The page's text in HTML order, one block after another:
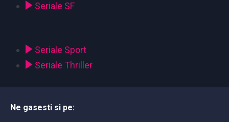
Seriale SF
Seriale Sport
Seriale Thriller
Ne gasesti si pe: